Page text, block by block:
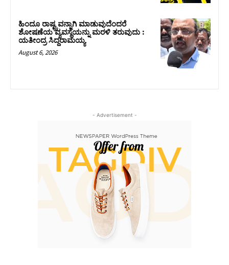
ಹಿಂದೂ ರಾಷ್ಟ್ರವನ್ನಾಗಿ ಮಾಡುವುದೆಂದರೆ
ಶೋಷಣೆಯ ವ್ಯವಸ್ಥೆಯನ್ನು ಮರಳಿ ತರುವುದು :
ಯತೀಂದ್ರ ಸಿದ್ದರಾಮಯ್ಯ
August 6, 2026
- Advertisement -